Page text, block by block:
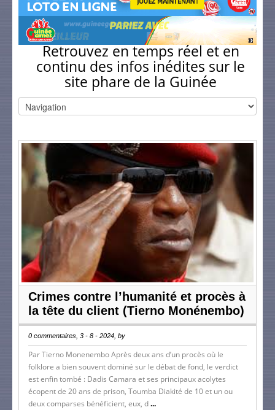
Retrouvez en temps réel et en
continu des infos inédites sur le
site phare de la Guinée
Crimes contre l’humanité et procès à
la tête du client (Tierno Monénembo)
0 commentaires, 3 - 8 - 2024, by
Par Tierno Monenembo Après deux ans d’un procès où le
folklore a bien souvent dominé sur le débat de fond, le verdict
est enfin tombé : Dadis Camara et ses principaux acolytes
écopent de 20 ans de prison, Toumba Diakité de 10 et un ou
deux comparses bénéficient, eux, d...